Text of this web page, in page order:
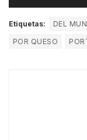
Etiquetas: DEL
POR QUESO